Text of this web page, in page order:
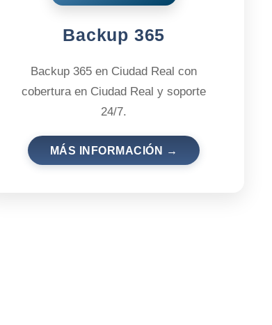
Backup 365
Backup 365 en Ciudad Real con
cobertura en Ciudad Real y soporte
24/7.
MÁS INFORMACIÓN →